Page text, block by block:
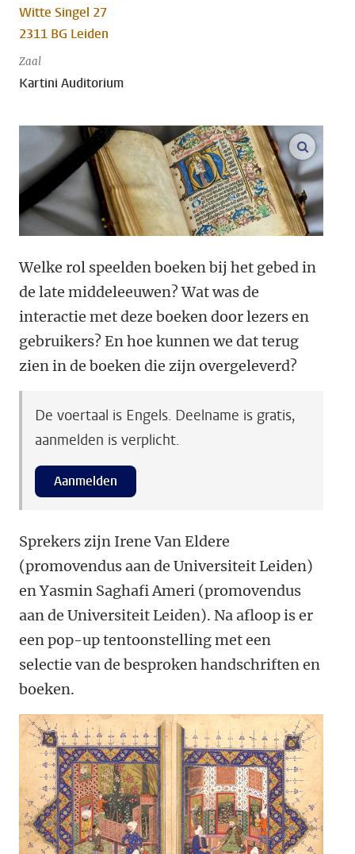
Witte Singel 27
2311 BG Leiden
Zaal
Kartini Auditorium
Welke rol speelden boeken bij het gebed in
de late middeleeuwen? Wat was de
interactie met deze boeken door lezers en
gebruikers? En hoe kunnen we dat terug
zien in de boeken die zijn overgeleverd?
De voertaal is Engels. Deelname is gratis,
aanmelden is verplicht.
Aanmelden
Sprekers zijn Irene Van Eldere
(promovendus aan de Universiteit Leiden)
en Yasmin Saghafi Ameri (promovendus
aan de Universiteit Leiden). Na afloop is er
een pop-up tentoonstelling met een
selectie van de besproken handschriften en
boeken.